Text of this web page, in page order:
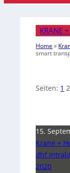
KRANE
Home »
smart
Seiten: 1 2
15.
Krane +
dhf
2020